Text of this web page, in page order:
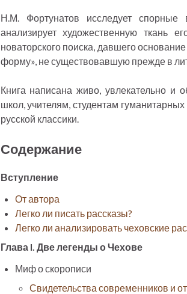
Н.М. Фортунатов исследует спорные
анализирует художественную ткань
новаторского поиска, давшего
форму», не существовавшую прежде в
Книга написана живо, увлекательно и
школ, учителям, студентам
русской классики.
Содержание
Вступление
От автора
Легко ли писать рассказы?
Легко ли анализировать чеховские
Глава I. Две легенды о Чехове
Миф о скорописи
Свидетельства современников и